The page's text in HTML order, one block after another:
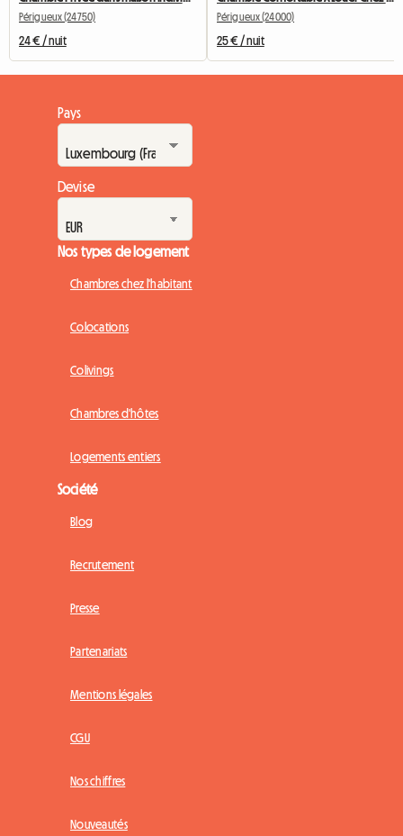
Périgueux (24750)
24 € / nuit
Périgueux (24000)
25 € / nuit
Pays
Devise
Nos types de logement
Chambres chez l'habitant
Colocations
Colivings
Chambres d'hôtes
Logements entiers
Société
Blog
Recrutement
Presse
Partenariats
Mentions légales
CGU
Nos chiffres
Nouveautés